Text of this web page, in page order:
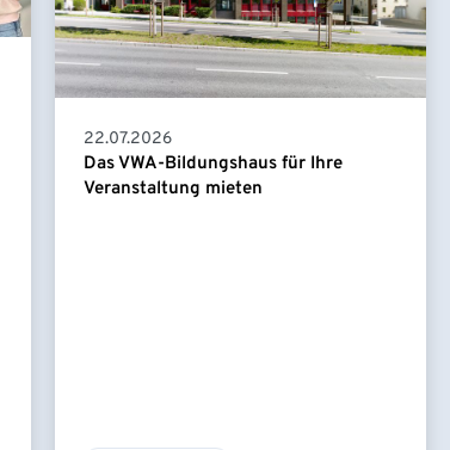
22.07.2026
Das VWA-Bildungshaus für Ihre
Veranstaltung mieten